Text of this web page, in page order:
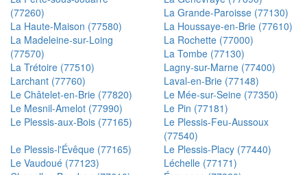
(77260)
La Grande-Paroisse (77130)
La Haute-Maison (77580)
La Houssaye-en-Brie (77610)
La Madeleine-sur-Loing
(77570)
La Rochette (77000)
La Tombe (77130)
La Trétoire (77510)
Lagny-sur-Marne (77400)
Larchant (77760)
Laval-en-Brie (77148)
Le Châtelet-en-Brie (77820)
Le Mée-sur-Seine (77350)
Le Mesnil-Amelot (77990)
Le Pin (77181)
Le Plessis-aux-Bois (77165)
Le Plessis-Feu-Aussoux
(77540)
Le Plessis-l'Évêque (77165)
Le Plessis-Placy (77440)
Le Vaudoué (77123)
Léchelle (77171)